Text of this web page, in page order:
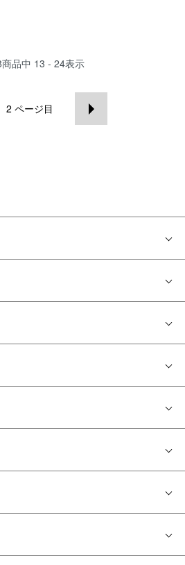
商品中 13 - 24表示
2 ページ目